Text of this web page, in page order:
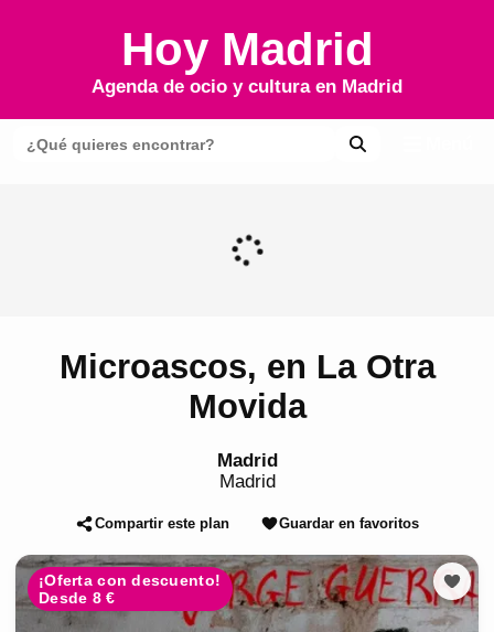
Hoy Madrid
Agenda de ocio y cultura en Madrid
Microascos, en La Otra
Movida
Madrid
Madrid
Compartir este plan Guardar en favoritos
¡Oferta con descuento!
Desde 8 €